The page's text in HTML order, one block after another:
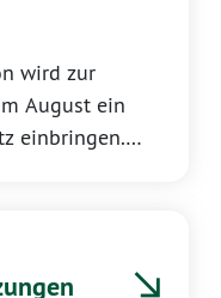
wird zur
August ein
einbringen.
Eder,